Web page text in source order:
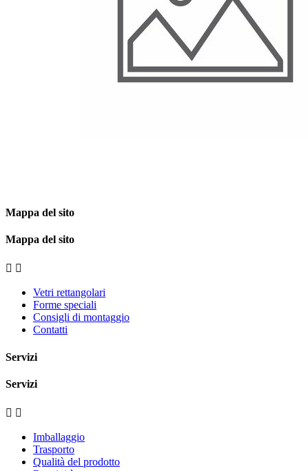
Mappa del sito
Mappa del sito
 
Vetri rettangolari
Forme speciali
Consigli di montaggio
Contatti
Servizi
Servizi
 
Imballaggio
Trasporto
Qualità del prodotto